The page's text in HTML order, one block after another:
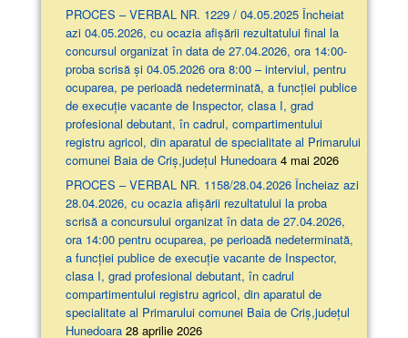
PROCES – VERBAL NR. 1229 / 04.05.2025 Încheiat
azi 04.05.2026, cu ocazia afişării rezultatului final la
concursul organizat în data de 27.04.2026, ora 14:00-
proba scrisă şi 04.05.2026 ora 8:00 – interviul, pentru
ocuparea, pe perioadă nedeterminată, a funcției publice
de execuție vacante de Inspector, clasa I, grad
profesional debutant, în cadrul, compartimentului
registru agricol, din aparatul de specialitate al Primarului
comunei Baia de Criș,județul Hunedoara 4 mai 2026
PROCES – VERBAL NR. 1158/28.04.2026 Încheiaz azi
28.04.2026, cu ocazia afişării rezultatului la proba
scrisă a concursului organizat în data de 27.04.2026,
ora 14:00 pentru ocuparea, pe perioadă nedeterminată,
a funcției publice de execuție vacante de Inspector,
clasa I, grad profesional debutant, în cadrul
compartimentului registru agricol, din aparatul de
specialitate al Primarului comunei Baia de Criș,județul
Hunedoara 28 aprilie 2026